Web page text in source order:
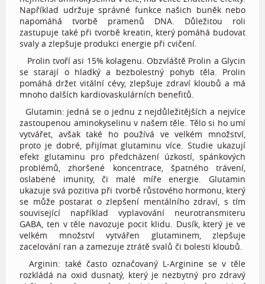
Například udržuje správné funkce našich buněk nebo
napomáhá tvorbě pramenů DNA. Důležitou roli
zastupuje také při tvorbě kreatin, který pomáhá budovat
svaly a zlepšuje produkci energie při cvičení.
Prolin tvoří asi 15% kolagenu. Obzvláště Prolin a Glycin
se starají o hladký a bezbolestný pohyb těla. Prolin
pomáhá držet vitální cévy, zlepšuje zdraví kloubů a má
mnoho dalších kardiovaskulárních benefitů.
Glutamin: jedná se o jednu z nejdůležitějších a nejvíce
zastoupenou aminokyselinu v našem těle. Tělo si ho umí
vytvářet, avšak také ho používá ve velkém množství,
proto je dobré, přijímat glutaminu více. Studie ukazují
efekt glutaminu pro předcházení úzkostí, spánkových
problémů, zhoršené koncentrace, špatného trávení,
oslabené imunity, či malé míře energie. Glutamin
ukazuje svá pozitiva při tvorbě růstového hormonu, který
se může postarat o zlepšení mentálního zdraví, s tím
související například vyplavování neurotransmiteru
GABA, ten v těle navozuje pocit klidu. Dusík, který je ve
velkém množství vytvářen glutaminem, zlepšuje
zacelování ran a zamezuje ztrátě svalů či bolesti kloubů.
Arginin: také často označovaný L-Arginine se v těle
rozkládá na oxid dusnatý, který je nezbytný pro zdravý